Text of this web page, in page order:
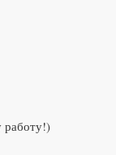
работу!)